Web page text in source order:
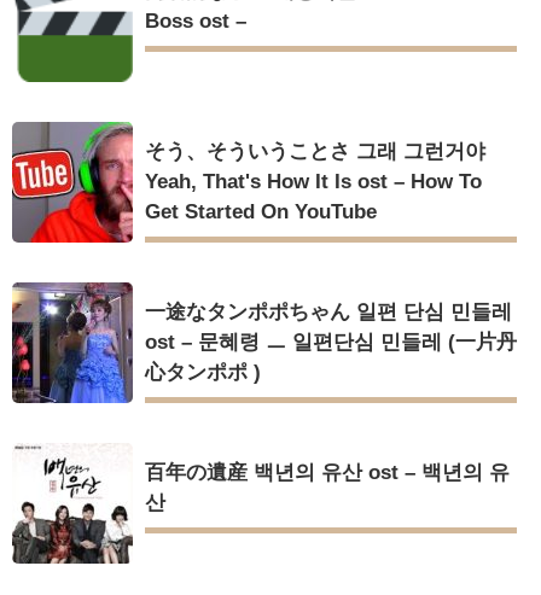
Powered by livedoor 相互RSS
Boss ost –
そう、そういうことさ 그래 그런거야
Yeah, That's How It Is ost – How To
Get Started On YouTube
一途なタンポポちゃん 일편 단심 민들레
ost – 문혜령 ㅡ 일편단심 민들레 (一片丹
心タンポポ )
百年の遺産 백년의 유산 ost – 백년의 유
산